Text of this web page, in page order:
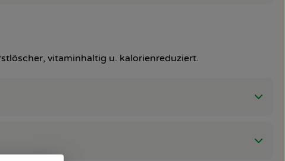
vitaminhaltig u. kalorienreduziert.